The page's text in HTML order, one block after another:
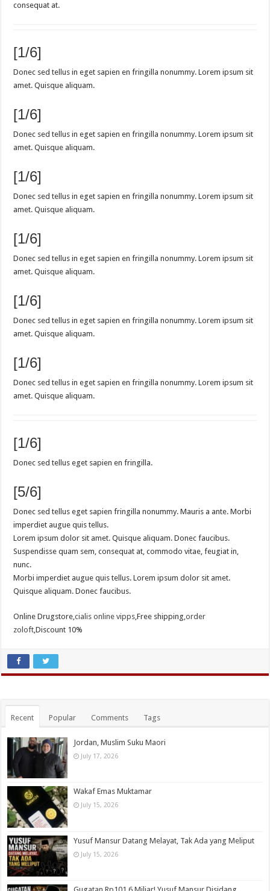
consequat at.
[1/6]
Donec sed tellus in eget sapien en fringilla nonummy. Lorem ipsum sit
amet. Quisque aliquam.
[1/6]
Donec sed tellus in eget sapien en fringilla nonummy. Lorem ipsum sit
amet. Quisque aliquam.
[1/6]
Donec sed tellus in eget sapien en fringilla nonummy. Lorem ipsum sit
amet. Quisque aliquam.
[1/6]
Donec sed tellus in eget sapien en fringilla nonummy. Lorem ipsum sit
amet. Quisque aliquam.
[1/6]
Donec sed tellus in eget sapien en fringilla nonummy. Lorem ipsum sit
amet. Quisque aliquam.
[1/6]
Donec sed tellus in eget sapien en fringilla nonummy. Lorem ipsum sit
amet. Quisque aliquam.
[1/6]
Donec sed tellus eget sapien en fringilla.
[5/6]
Donec sed tellus eget sapien fringilla nonummy. Mauris a ante. Morbi
imperdiet augue quis tellus.
Lorem ipsum dolor sit amet. Quisque aliquam. Donec faucibus.
Suspendisse quam sem, consequat at, commodo vitae, feugiat in,
nunc.
Morbi imperdiet augue quis tellus. Lorem ipsum dolor sit amet.
Quisque aliquam. Donec faucibus.
Online Drugstore,cialis online vipps,Free shipping,order
zoloft,Discount 10%
Recent Popular Comments Tags
Jordan, Muslim Suku Maori
July 17, 2026
Wakaf Emas Muktamar
July 15, 2026
Yusuf Mansur Datang Melayat, Tak Ada yang Meliput
July 15, 2026